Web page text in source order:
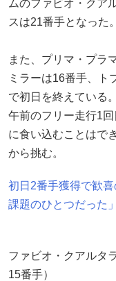
ムのファビオ・クア
スは21番手となった。
また、プリマ・プラ
ミラーは16番手、ト
で初日を終えている
午前のフリー走行1
に食い込むことはで
から挑む。
初日2番手獲得で歓
課題のひとつだった
ファビオ・クアルタ
15番手）